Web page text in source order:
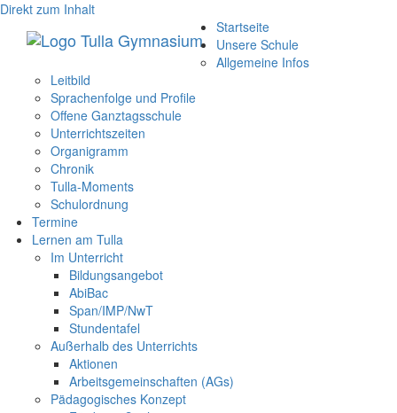
Direkt zum Inhalt
Startseite
Unsere Schule
Allgemeine Infos
Leitbild
Sprachenfolge und Profile
Offene Ganztagsschule
Unterrichtszeiten
Organigramm
Chronik
Tulla-Moments
Schulordnung
Termine
Lernen am Tulla
Im Unterricht
Bildungsangebot
AbiBac
Span/IMP/NwT
Stundentafel
Außerhalb des Unterrichts
Aktionen
Arbeitsgemeinschaften (AGs)
Pädagogisches Konzept